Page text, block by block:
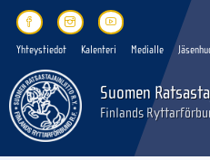
Yhteystiedot Kalenteri Medialle
Suomen
Finlands